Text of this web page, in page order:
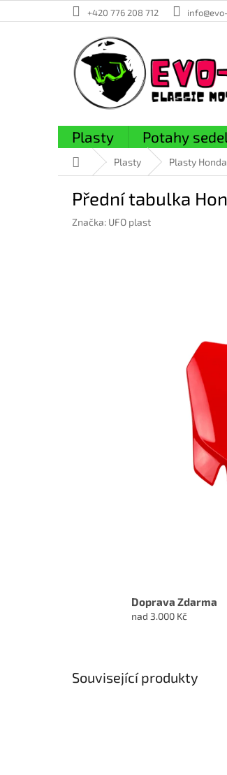
na
+420 776 208 712
Plasty Potahy
Domů Plasty Plasty Honda
Přední tabulka
Značka: UFO plast
Doprava Zdarma
nad 3.000 Kč
Související produkty